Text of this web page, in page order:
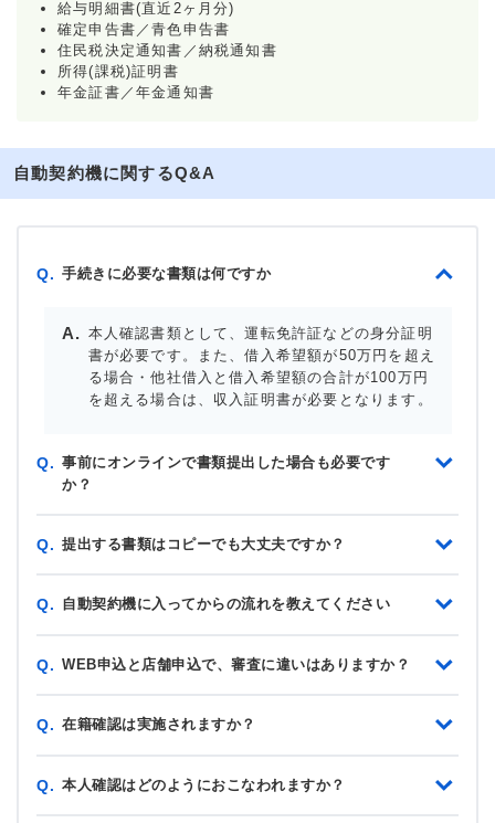
給与明細書(直近2ヶ月分)
確定申告書／青色申告書
住民税決定通知書／納税通知書
所得(課税)証明書
年金証書／年金通知書
自動契約機に関するQ&A
Q. 手続きに必要な書類は何ですか
本人確認書類として、運転免許証などの身分証明
書が必要です。また、借入希望額が50万円を超え
る場合・他社借入と借入希望額の合計が100万円
を超える場合は、収入証明書が必要となります。
Q. 事前にオンラインで書類提出した場合も必要です
か？
Q. 提出する書類はコピーでも大丈夫ですか？
Q. 自動契約機に入ってからの流れを教えてください
Q. WEB申込と店舗申込で、審査に違いはありますか？
Q. 在籍確認は実施されますか？
Q. 本人確認はどのようにおこなわれますか？